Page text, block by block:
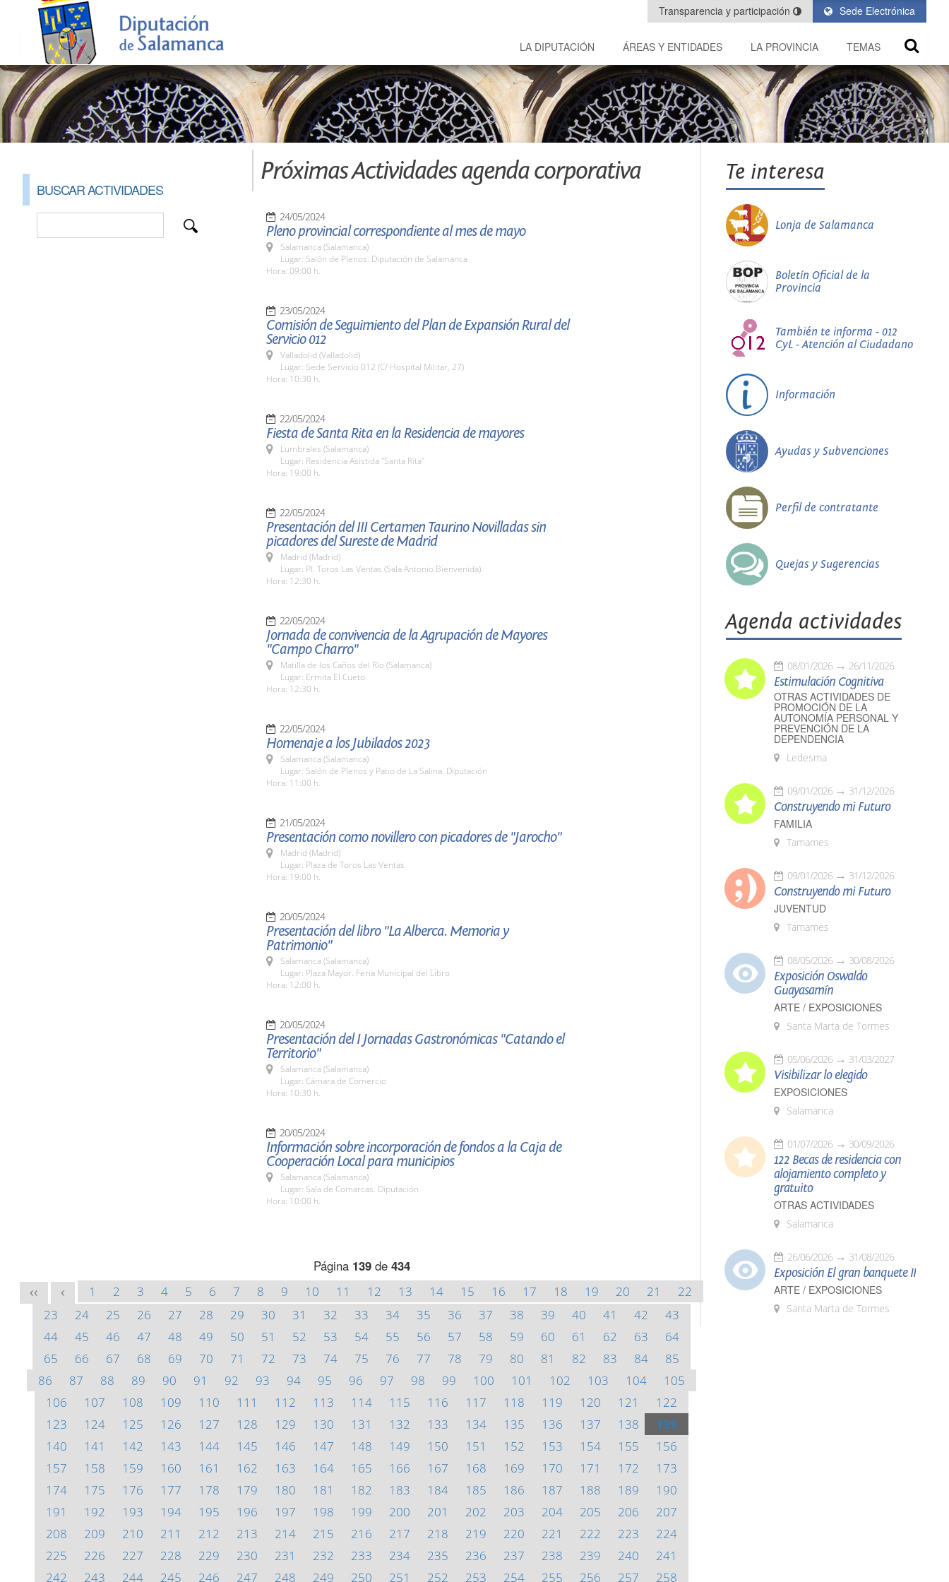
Sede Electrónica
Transparencia y participación
LA DIPUTACIÓN ÁREAS Y ENTIDADES LA PROVINCIA TEMAS
BUSCAR ACTIVIDADES
Próximas Actividades agenda corporativa
24/05/2024
Pleno provincial correspondiente al mes de mayo
Salamanca (Salamanca)
Lugar: Salón de Plenos. Diputación de Salamanca
Hora: 09:00 h.
23/05/2024
Comisión de Seguimiento del Plan de Expansión Rural del
Servicio 012
Valladolid (Valladolid)
Lugar: Sede Servicio 012 (C/ Hospital Militar, 27)
Hora: 10:30 h.
22/05/2024
Fiesta de Santa Rita en la Residencia de mayores
Lumbrales (Salamanca)
Lugar: Residencia Asistida "Santa Rita"
Hora: 19:00 h.
22/05/2024
Presentación del III Certamen Taurino Novilladas sin
picadores del Sureste de Madrid
Madrid (Madrid)
Lugar: Pl. Toros Las Ventas (Sala Antonio Bienvenida).
Hora: 12:30 h.
22/05/2024
Jornada de convivencia de la Agrupación de Mayores
"Campo Charro"
Matilla de los Caños del Río (Salamanca)
Lugar: Ermita El Cueto
Hora: 12:30 h.
22/05/2024
Homenaje a los Jubilados 2023
Salamanca (Salamanca)
Lugar: Salón de Plenos y Patio de La Salina. Diputación
Hora: 11:00 h.
21/05/2024
Presentación como novillero con picadores de "Jarocho"
Madrid (Madrid)
Lugar: Plaza de Toros Las Ventas
Hora: 19:00 h.
20/05/2024
Presentación del libro "La Alberca. Memoria y
Patrimonio"
Salamanca (Salamanca)
Lugar: Plaza Mayor. Feria Municipal del Libro
Hora: 12:00 h.
20/05/2024
Presentación del I Jornadas Gastronómicas "Catando el
Territorio"
Salamanca (Salamanca)
Lugar: Cámara de Comercio
Hora: 10:30 h.
20/05/2024
Información sobre incorporación de fondos a la Caja de
Cooperación Local para municipios
Salamanca (Salamanca)
Lugar: Sala de Comarcas. Diputación
Hora: 10:00 h.
Página 139de 434
<< < 1 2 3 4 5 6 7 8 9 10 11 12 13 14 15 16 17 18 19 20 21
22
23
24 25 26 27 28 29 30 31 32 33 34 35 36 37 38 39 40 41 42
43
44
45 46 47 48 49 50 51 52 53 54 55 56 57 58 59 60 61 62 63
64
65
66 67 68 69 70 71 72 73 74 75 76 77 78 79 80 81 82 83 84
85
86
87 88 89 90 91 92 93 94 95 96 97 98 99 100 101 102 103 104
105
106
107 108 109 110 111 112 113 114 115 116 117 118 119 120 121
122
123
124 125 126 127 128 129 130 131 132 133 134 135 136 137 138
139
140
141 142 143 144 145 146 147 148 149 150 151 152 153 154 155
156
157
158 159 160 161 162 163 164 165 166 167 168 169 170 171 172
173
174
175 176 177 178 179 180 181 182 183 184 185 186 187 188 189
190
191
192 193 194 195 196 197 198 199 200 201 202 203 204 205 206
207
208
209 210 211 212 213 214 215 216 217 218 219 220 221 222 223
224
225
226 227 228 229 230 231 232 233 234 235 236 237 238 239 240
241
242
243 244 245 246 247 248 249 250 251 252 253 254 255 256 257 258
Te interesa
Lonja de Salamanca
Boletín Oficial de la
Provincia
También te informa - 012
CyL - Atención al Ciudadano
Información
Ayudas y Subvenciones
Perfil de contratante
Quejas y Sugerencias
Agenda actividades
08/01/2026 26/11/2026
Estimulación Cognitiva
OTRAS ACTIVIDADES DE
PROMOCIÓN DE LA
AUTONOMÍA PERSONAL Y
PREVENCIÓN DE LA
DEPENDENCIA
Ledesma
09/01/2026 31/12/2026
Construyendo mi Futuro
FAMILIA
Tamames
09/01/2026 31/12/2026
Construyendo mi Futuro
JUVENTUD
Tamames
08/05/2026 30/08/2026
Exposición Oswaldo
Guayasamín
ARTE / EXPOSICIONES
Santa Marta de Tormes
05/06/2026 31/03/2027
Visibilizar lo elegido
EXPOSICIONES
Salamanca
01/07/2026 30/09/2026
122 Becas de residencia con
alojamiento completo y
gratuito
OTRAS ACTIVIDADES
Salamanca
26/06/2026 31/08/2026
Exposición El gran banquete II
ARTE / EXPOSICIONES
Santa Marta de Tormes